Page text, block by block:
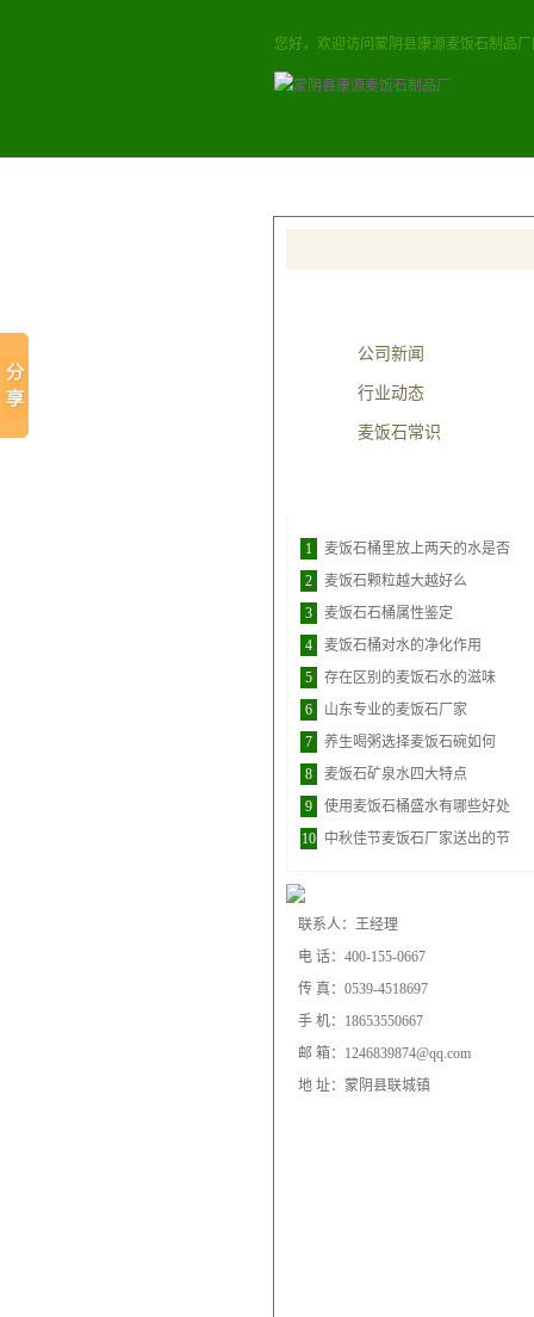
您好，欢迎访问蒙阴县康源麦饭石制品
公司新闻
行业动态
麦饭石常识
1
麦饭石桶里放上两天的水是否
2
麦饭石颗粒越大越好么
3
麦饭石石桶属性鉴定
4
麦饭石桶对水的净化作用
5
存在区别的麦饭石水的滋味
6
山东专业的麦饭石厂家
7
养生喝粥选择麦饭石碗如何
8
麦饭石矿泉水四大特点
9
使用麦饭石桶盛水有哪些好处
10 中秋佳节麦饭石厂家送出的节
联系人：王经理
电 话：400-155-0667
传 真：0539-4518697
手 机：18653550667
邮 箱：1246839874@qq.com
地 址：蒙阴县联城镇